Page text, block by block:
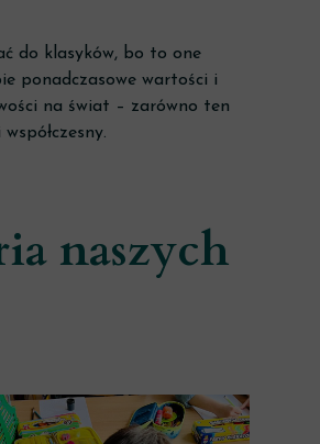
do klasyków, bo to one
ponadczasowe wartości i
na świat – zarówno ten
naszych